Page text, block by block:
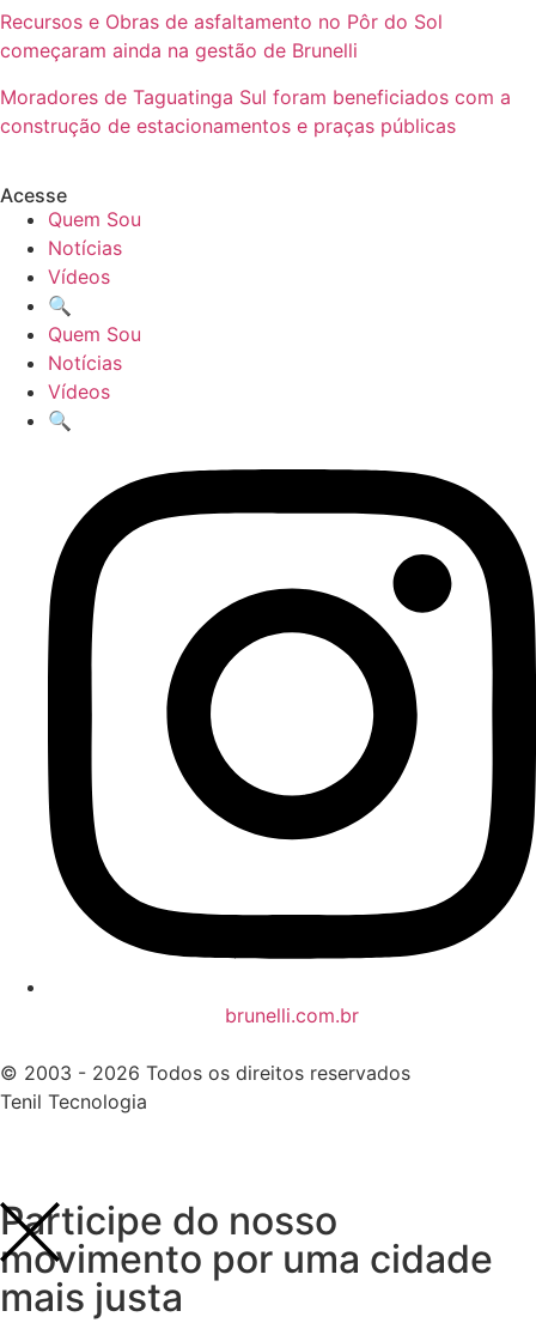
Recursos e Obras de asfaltamento no Pôr do Sol
começaram ainda na gestão de Brunelli
Moradores de Taguatinga Sul foram beneficiados com a
construção de estacionamentos e praças públicas
Acesse
Quem Sou
Notícias
Vídeos
🔍
Quem Sou
Notícias
Vídeos
🔍
brunelli.com.br
© 2003 - 2026 Todos os direitos reservados
Tenil Tecnologia
Participe do nosso
movimento por uma cidade
mais justa